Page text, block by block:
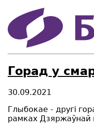
Горад у
30.09.2021
Глыбокае - другі
рамках Дзяржаўнай